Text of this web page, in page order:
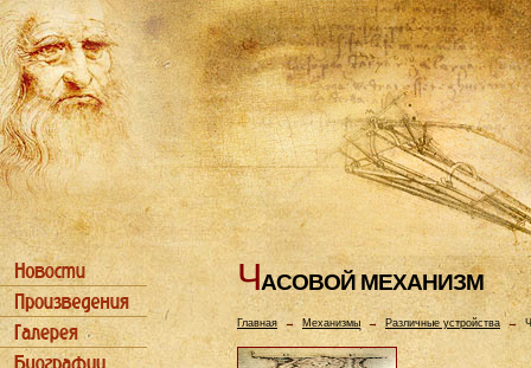
ЧАСОВОЙ МЕХАHИЗМ
Главная→ Механизмы →Различные устройства →